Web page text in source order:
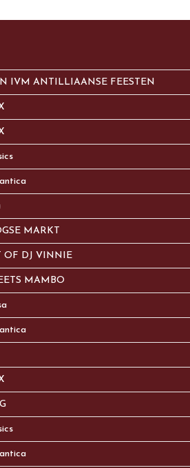
IVM ANTILLIAANSE FEESTEN
MARKT
OF DJ VINNIE
MAMBO